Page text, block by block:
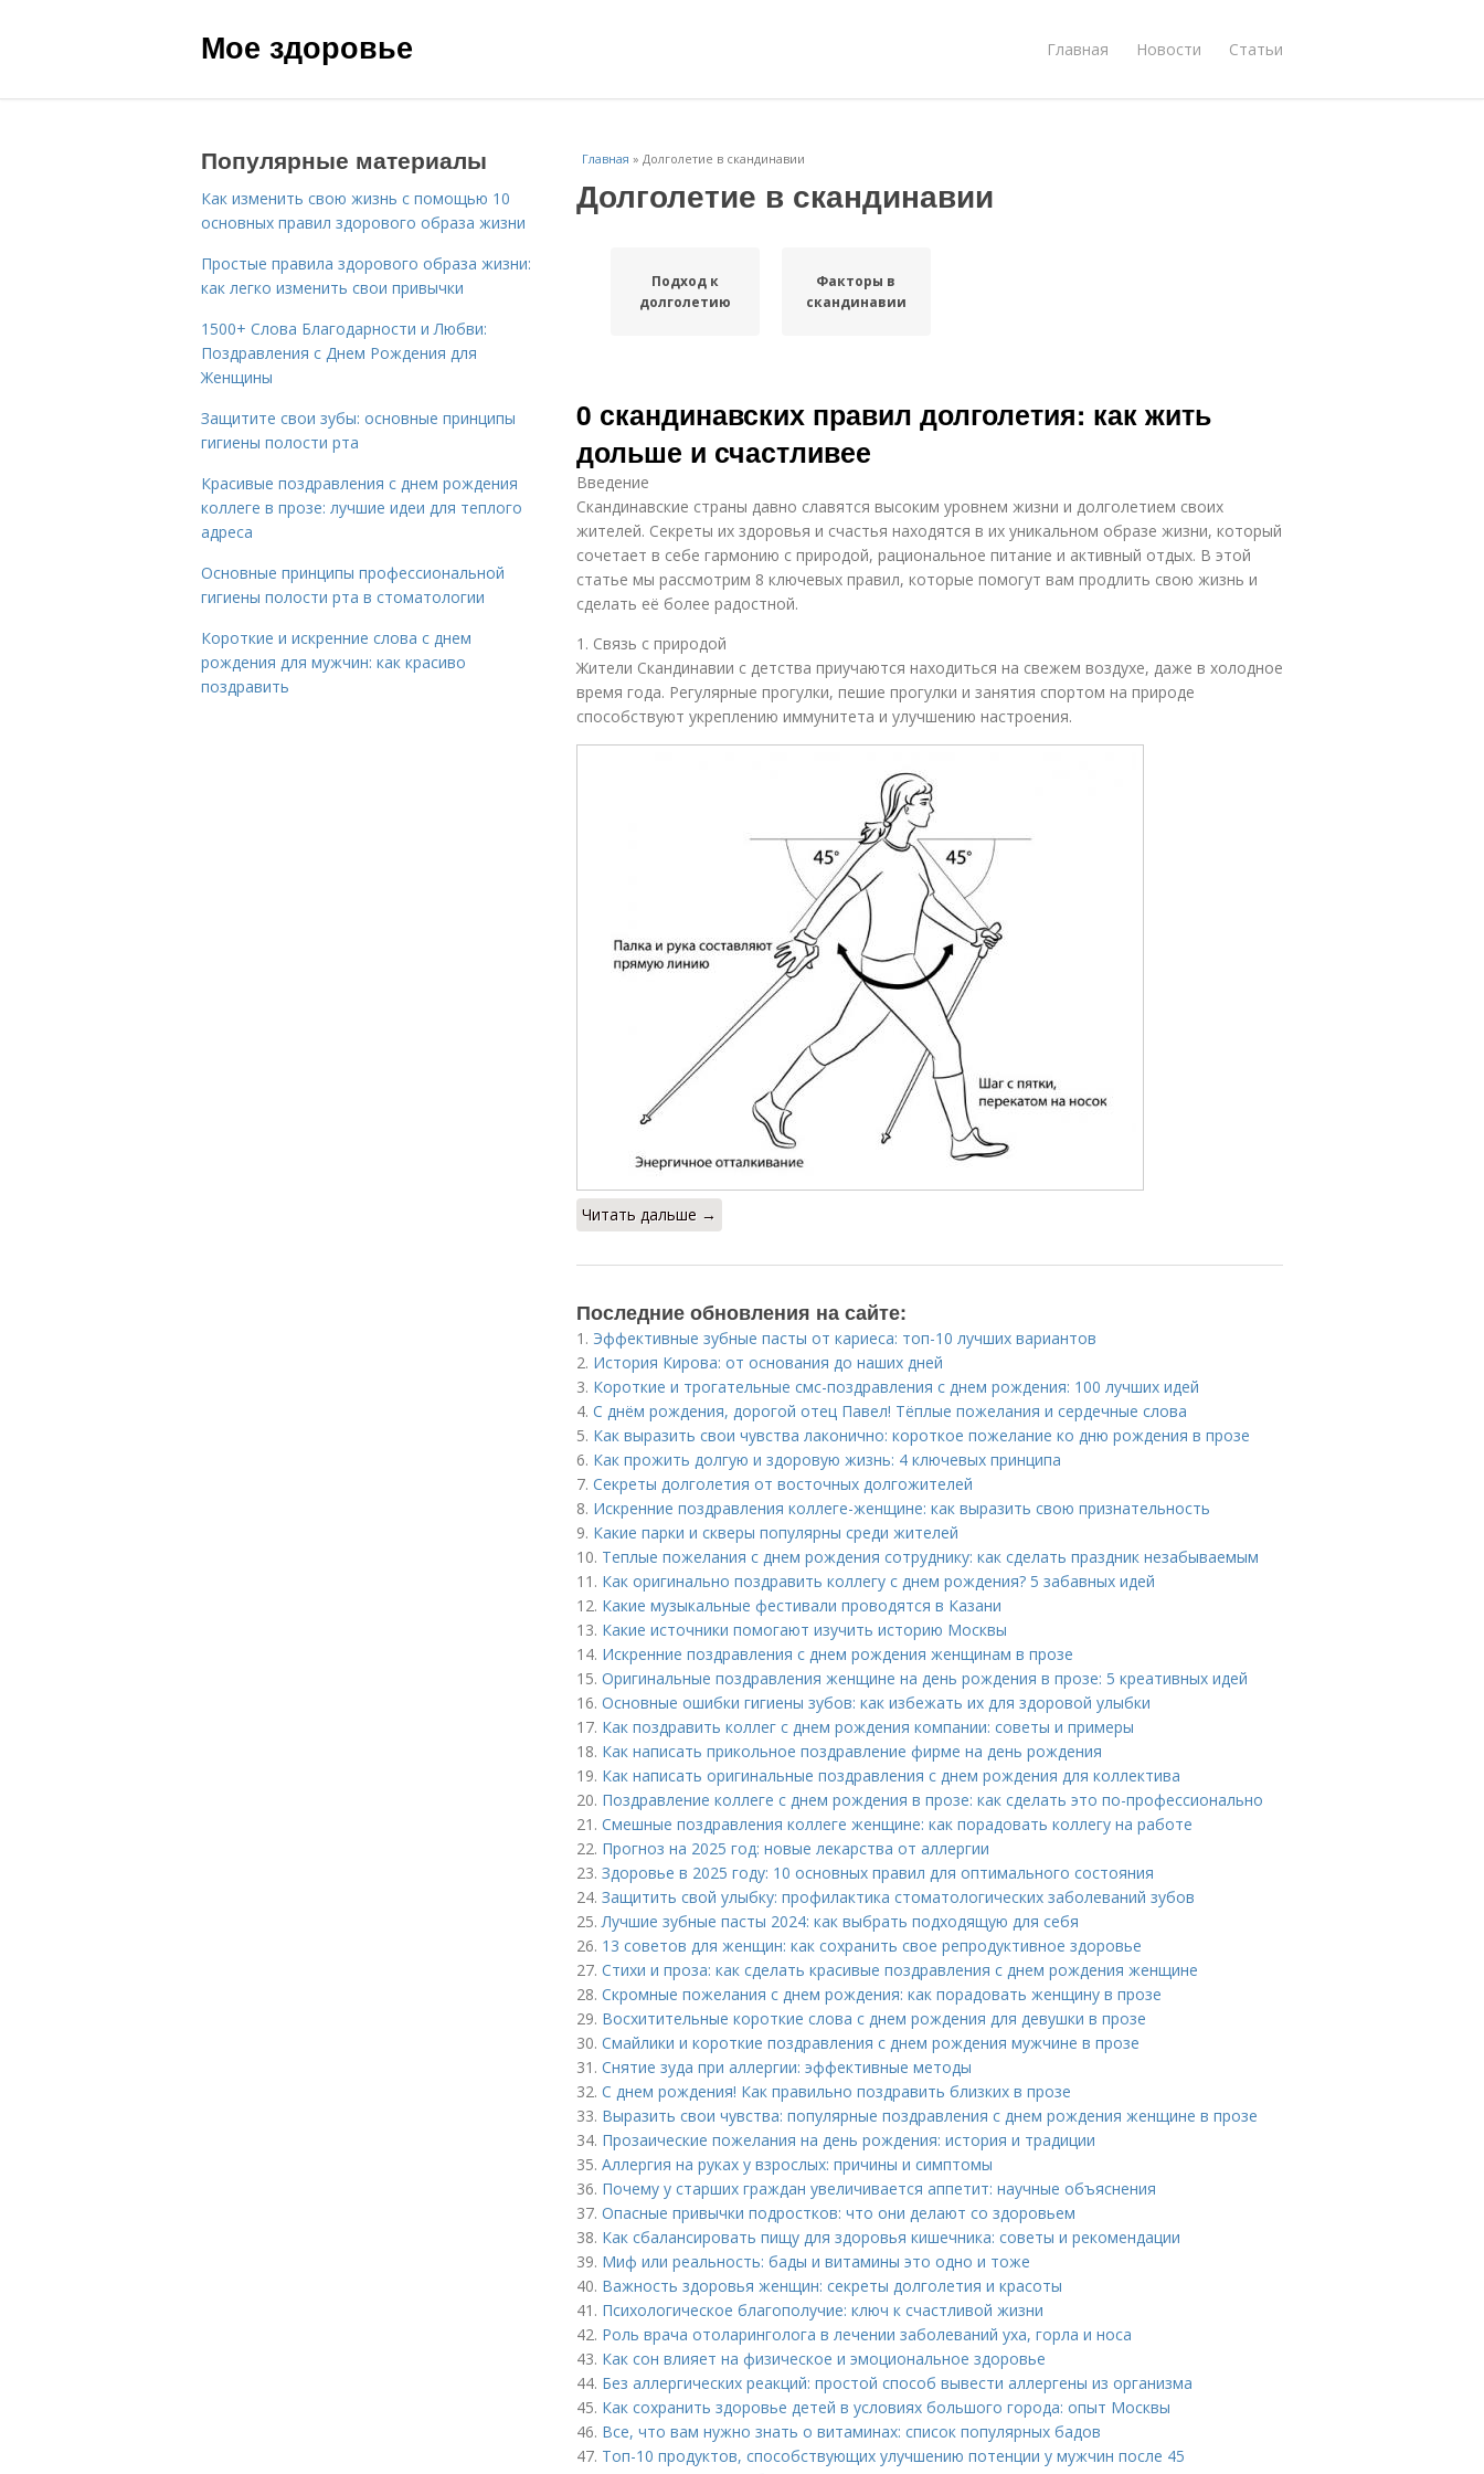
Мое здоровье Главная Новости Статьи
Главная » Долголетие в скандинавии
Долголетие в скандинавии
Подход к
долголетию
Факторы в
скандинавии
0 скандинавских правил долголетия: как жить
дольше и счастливее
Введение
Скандинавские страны давно славятся высоким уровнем жизни и долголетием своих
жителей. Секреты их здоровья и счастья находятся в их уникальном образе жизни, который
сочетает в себе гармонию с природой, рациональное питание и активный отдых. В этой
статье мы рассмотрим 8 ключевых правил, которые помогут вам продлить свою жизнь и
сделать её более радостной.
1. Связь с природой
Жители Скандинавии с детства приучаются находиться на свежем воздухе, даже в холодное
время года. Регулярные прогулки, пешие прогулки и занятия спортом на природе
способствуют укреплению иммунитета и улучшению настроения.
Читать дальше →
Последние обновления на сайте:
1. Эффективные зубные пасты от кариеса: топ-10 лучших вариантов
2. История Кирова: от основания до наших дней
3. Короткие и трогательные смс-поздравления с днем рождения: 100 лучших идей
4. С днём рождения, дорогой отец Павел! Тёплые пожелания и сердечные слова
5. Как выразить свои чувства лаконично: короткое пожелание ко дню рождения в прозе
6. Как прожить долгую и здоровую жизнь: 4 ключевых принципа
7. Секреты долголетия от восточных долгожителей
8. Искренние поздравления коллеге-женщине: как выразить свою признательность
9. Какие парки и скверы популярны среди жителей
10. Теплые пожелания с днем рождения сотруднику: как сделать праздник незабываемым
11. Как оригинально поздравить коллегу с днем рождения? 5 забавных идей
12. Какие музыкальные фестивали проводятся в Казани
13. Какие источники помогают изучить историю Москвы
14. Искренние поздравления с днем рождения женщинам в прозе
15. Оригинальные поздравления женщине на день рождения в прозе: 5 креативных идей
16. Основные ошибки гигиены зубов: как избежать их для здоровой улыбки
17. Как поздравить коллег с днем рождения компании: советы и примеры
18. Как написать прикольное поздравление фирме на день рождения
19. Как написать оригинальные поздравления с днем рождения для коллектива
20. Поздравление коллеге с днем рождения в прозе: как сделать это по-профессионально
21. Смешные поздравления коллеге женщине: как порадовать коллегу на работе
22. Прогноз на 2025 год: новые лекарства от аллергии
23. Здоровье в 2025 году: 10 основных правил для оптимального состояния
24. Защитить свой улыбку: профилактика стоматологических заболеваний зубов
25.Лучшие зубные пасты 2024: как выбрать подходящую для себя
26. 13 советов для женщин: как сохранить свое репродуктивное здоровье
27. Стихи и проза: как сделать красивые поздравления с днем рождения женщине
28. Скромные пожелания с днем рождения: как порадовать женщину в прозе
29. Восхитительные короткие слова с днем рождения для девушки в прозе
30. Смайлики и короткие поздравления с днем рождения мужчине в прозе
31. Снятие зуда при аллергии: эффективные методы
32. С днем рождения! Как правильно поздравить близких в прозе
33. Выразить свои чувства: популярные поздравления с днем рождения женщине в прозе
34. Прозаические пожелания на день рождения: история и традиции
35. Аллергия на руках у взрослых: причины и симптомы
36. Почему у старших граждан увеличивается аппетит: научные объяснения
37. Опасные привычки подростков: что они делают со здоровьем
38. Как сбалансировать пищу для здоровья кишечника: советы и рекомендации
39. Миф или реальность: бады и витамины это одно и тоже
40. Важность здоровья женщин: секреты долголетия и красоты
41. Психологическое благополучие: ключ к счастливой жизни
42. Роль врача отоларинголога в лечении заболеваний уха, горла и носа
43. Как сон влияет на физическое и эмоциональное здоровье
44. Без аллергических реакций: простой способ вывести аллергены из организма
45. Как сохранить здоровье детей в условиях большого города: опыт Москвы
46. Все, что вам нужно знать о витаминах: список популярных бадов
47. Топ-10 продуктов, способствующих улучшению потенции у мужчин после 45
Популярные материалы
Как изменить свою жизнь с помощью 10
основных правил здорового образа жизни
Простые правила здорового образа жизни:
как легко изменить свои привычки
1500+ Слова Благодарности и Любви:
Поздравления с Днем Рождения для
Женщины
Защитите свои зубы: основные принципы
гигиены полости рта
Красивые поздравления с днем рождения
коллеге в прозе: лучшие идеи для теплого
адреса
Основные принципы профессиональной
гигиены полости рта в стоматологии
Короткие и искренние слова с днем
рождения для мужчин: как красиво
поздравить